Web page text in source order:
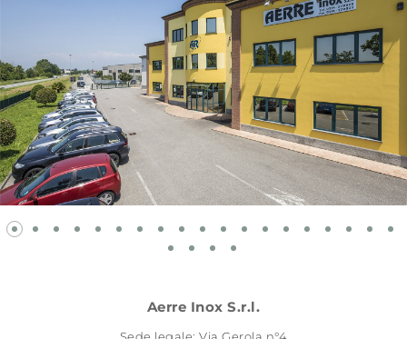
Aerre Inox S.r.l.
Sede legale: Via Gerola n°4